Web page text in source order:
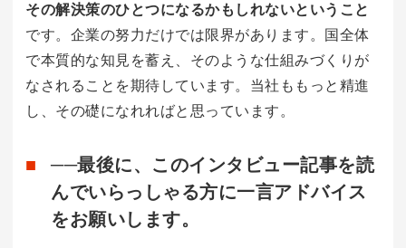
その解決策のひとつになるかもしれないということ
です。企業の努力だけでは限界があります。国全体
で本質的な知見を蓄え、そのような仕組みづくりが
なされることを期待しています。当社ももっと精進
し、その礎になれればと思っています。
──最後に、このインタビュー記事を読
んでいらっしゃる方に一言アドバイス
をお願いします。